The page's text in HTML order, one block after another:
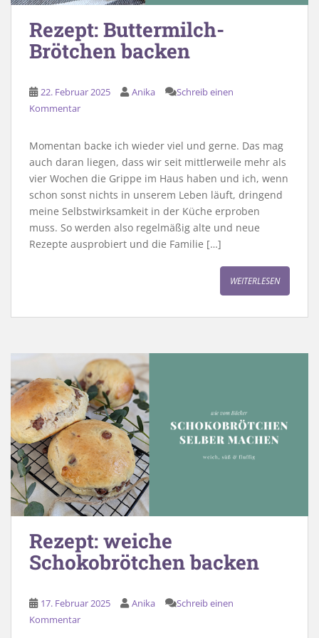
Rezept: Buttermilch-
Brötchen backen
22. Februar 2025 Anika
Schreib einen
Kommentar
Momentan backe ich wieder viel und gerne. Das mag
auch daran liegen, dass wir seit mittlerweile mehr als
vier Wochen die Grippe im Haus haben und ich, wenn
schon sonst nichts in unserem Leben läuft, dringend
meine Selbstwirksamkeit in der Küche erproben
muss. So werden also regelmäßig alte und neue
Rezepte ausprobiert und die Familie […]
WEITERLESEN
Rezept: weiche
Schokobrötchen backen
17. Februar 2025 Anika
Schreib einen
Kommentar